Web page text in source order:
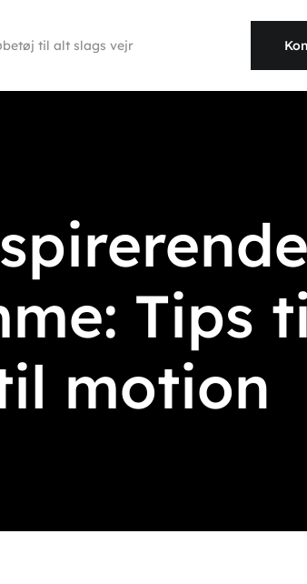
til alt slags vejr
Tips
motion